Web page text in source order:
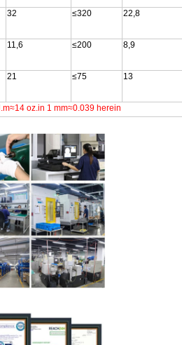
32 ≤320 22,8
11,6 ≤200 8,9
21 ≤75 13
oz.in 1 mm≈0.039 herein